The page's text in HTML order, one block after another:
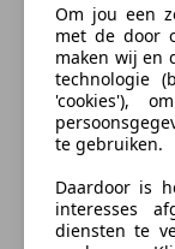
KM stand:
Motor: 1690 cc
Stage 4 getuned
6 versnellingen
Luchtvering
26" voorwiel
Verlengde
!4" stuur
Om jou een
met de door
maken wij en
technologie
'cookies'),
te gebruiken.
Daardoor is
interesses
diensten te